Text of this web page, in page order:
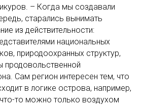
– Когда мы создавали
старались вынимать
из действительности:
национальных
природоохранных структур,
Сам регион интересен тем, что
в логике острова, например,
то можно только воздухом